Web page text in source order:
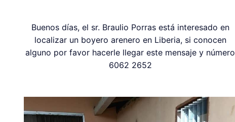
Buenos días, el sr. Braulio Porras está interesado en
localizar un boyero arenero en Liberia, si conocen
alguno por favor hacerle llegar este mensaje y número
6062 2652